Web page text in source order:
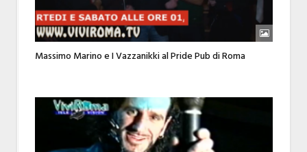
Massimo Marino e I Vazzanikki al Pride Pub di Roma